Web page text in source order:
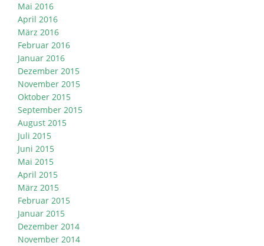
Mai 2016
April 2016
März 2016
Februar 2016
Januar 2016
Dezember 2015
November 2015
Oktober 2015
September 2015
August 2015
Juli 2015
Juni 2015
Mai 2015
April 2015
März 2015
Februar 2015
Januar 2015
Dezember 2014
November 2014